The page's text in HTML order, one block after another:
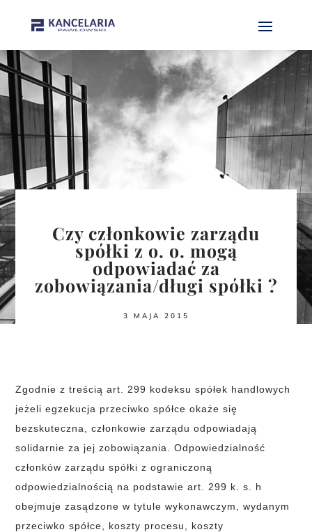
Czy członkowie zarządu
spółki z o. o. mogą
odpowiadać za
zobowiązania/długi spółki ?
3 MAJA 2015
Zgodnie z treścią art. 299 kodeksu spółek handlowych
jeżeli egzekucja przeciwko spółce okaże się
bezskuteczna, członkowie zarządu odpowiadają
solidarnie za jej zobowiązania. Odpowiedzialność
członków zarządu spółki z ograniczoną
odpowiedzialnością na podstawie art. 299 k. s. h
obejmuje zasądzone w tytule wykonawczym, wydanym
przeciwko spółce, koszty procesu, koszty